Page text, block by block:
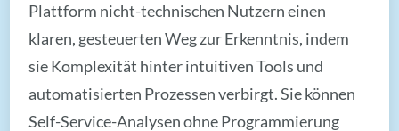
Plattform nicht-technischen Nutzern einen
klaren, gesteuerten Weg zur Erkenntnis, indem
sie Komplexität hinter intuitiven Tools und
automatisierten Prozessen verbirgt. Sie können
Self-Service-Analysen ohne Programmierung